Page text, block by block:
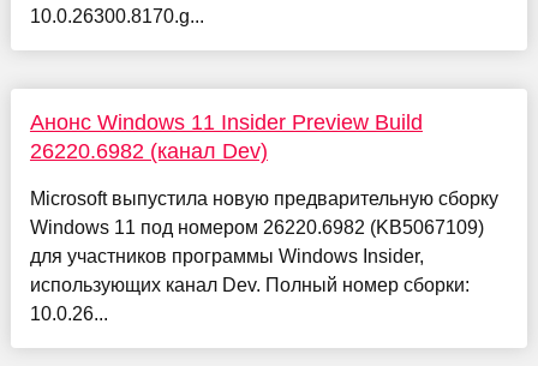
10.0.26300.8170.g...
Анонс Windows 11 Insider Preview Build
26220.6982 (канал Dev)
Microsoft выпустила новую предварительную сборку
Windows 11 под номером 26220.6982 (KB5067109)
для участников программы Windows Insider,
использующих канал Dev. Полный номер сборки:
10.0.26...